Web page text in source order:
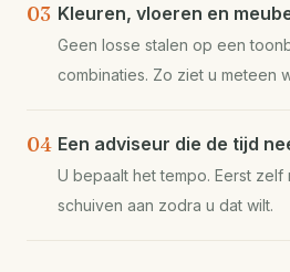
03 Kleuren, vloeren en
Geen losse stalen op een
combinaties. Zo ziet u meteen
04 Een adviseur die de tijd
U bepaalt het tempo. Eerst
schuiven aan zodra u dat wilt.